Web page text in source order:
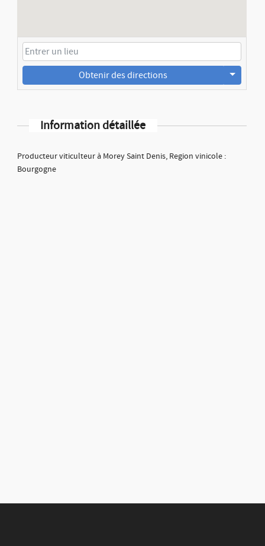
Obtenir des directions
Information détaillée
Producteur viticulteur à Morey Saint Denis, Region vinicole :
Bourgogne